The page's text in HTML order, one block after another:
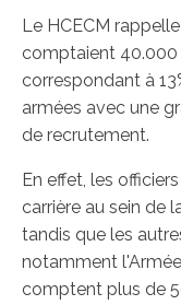
Le HCECM
comptaient 40.000
correspondant à
armées avec une
de recrutement.
En effet, les
carrière au sein de
tandis que les
notamment
comptent plus de